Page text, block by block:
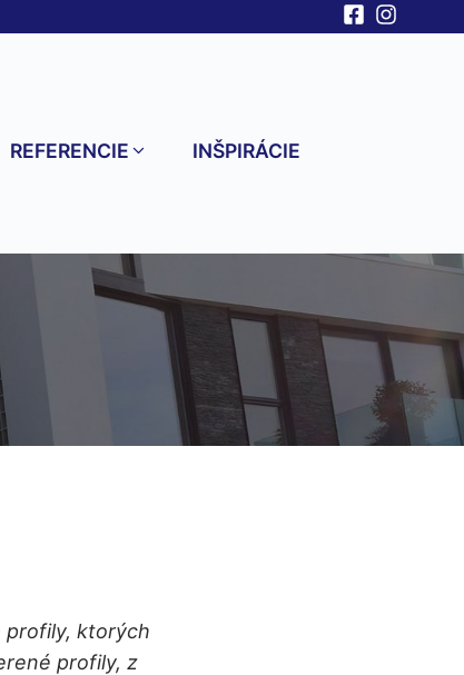
REFERENCIE INŠPIRÁCIE
profily, ktorých
profily, z